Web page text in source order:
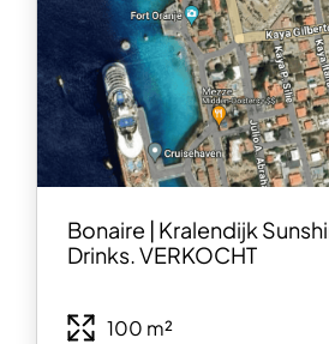
Bonaire | Kralendijk
Drinks. VERKOCHT
100 m²